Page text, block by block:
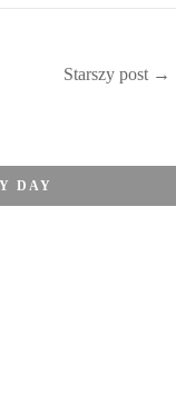
Starszy post →
DAY